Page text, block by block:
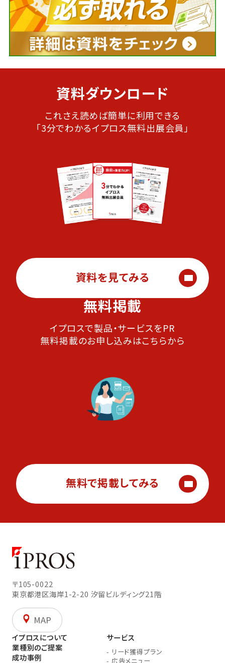
資料ダウンロード
これさえ読めば簡単に利用できる
「3分でわかるイプロス無料出展会員」
資料を見てみる
無料掲載
イプロスで製品・サービスをPR
無料掲載のお申し込みはこちらから
無料で掲載してみる
〒105-0022
東京都港区海岸1-2-20 汐留ビルディング21階
MAP
イプロスについて
業種別のご提案
成功事例
サービス
- リード獲得プラン
- 広告メニュー